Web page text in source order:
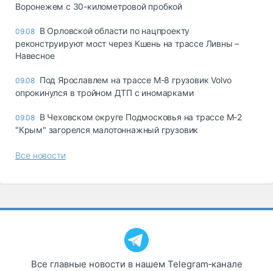
Воронежем с 30-километровой пробкой
09.08 В Орловской области по нацпроекту
реконструируют мост через Кшень на трассе Ливны –
Навесное
09.08 Под Ярославлем на трассе М-8 грузовик Volvo
опрокинулся в тройном ДТП с иномарками
09.08 В Чеховском округе Подмосковья на трассе М-2
"Крым" загорелся малотоннажный грузовик
Все новости
Все главные новости в нашем Telegram‑канале